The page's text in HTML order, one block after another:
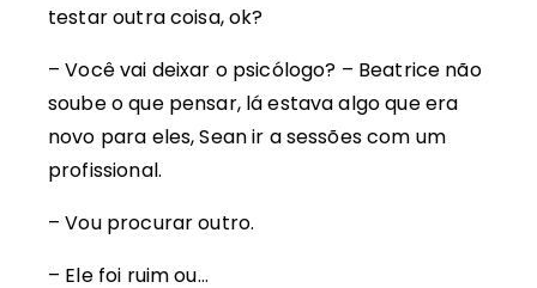
testar outra coisa, ok?
– Você vai deixar o psicólogo? – Beatrice não
soube o que pensar, lá estava algo que era
novo para eles, Sean ir a sessões com um
profissional.
– Vou procurar outro.
– Ele foi ruim ou…